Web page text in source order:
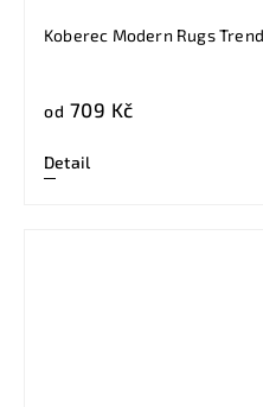
Koberec Modern Rugs
od 709 Kč
Detail